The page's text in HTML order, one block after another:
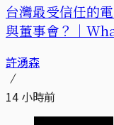
台灣最受信任的
與董事會？｜
許湧森
14 小時前